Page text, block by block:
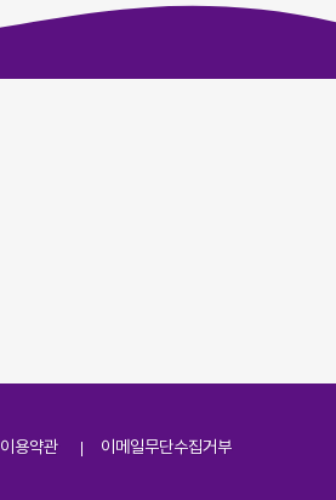
이용약관 이메일무단수집거부